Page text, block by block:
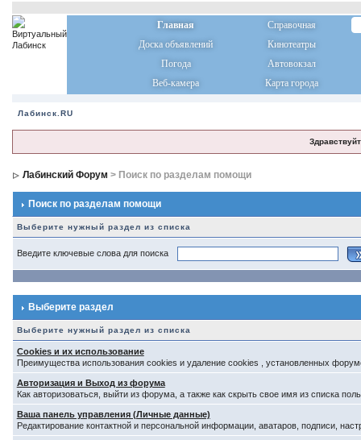
Главная
Справочная
Доска объявлений
Кинотеатры
Погода
Автовокзал
Веб-камера
Карта города
Лабинск.RU
Лабинский Форум > Поиск по разделам помощи
Поиск по разделам помощи
Выберите нужный раздел из списка
Введите ключевые слова для поиска
Выберите раздел
Выберите нужный раздел из списка
Cookies и их использование
Преимущества использования cookies и удаление cookies , установленных
Авторизация и Выход из форума
Как авторизоваться, выйти из форума, а также как скрыть свое имя из списка
Ваша панель управления (Личные данные)
Редактирование контактной и персональной информации, аватаров, подписи,